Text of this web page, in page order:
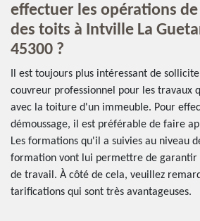
effectuer les opérations
des toits à Intville La
45300 ?
Il est toujours plus intéressant de
couvreur professionnel pour les travaux
avec la toiture d'un immeuble. Pour
démoussage, il est préférable de faire
Les formations qu'il a suivies au niveau
formation vont lui permettre de
de travail. À côté de cela, veuillez
tarifications qui sont très avantageuses.